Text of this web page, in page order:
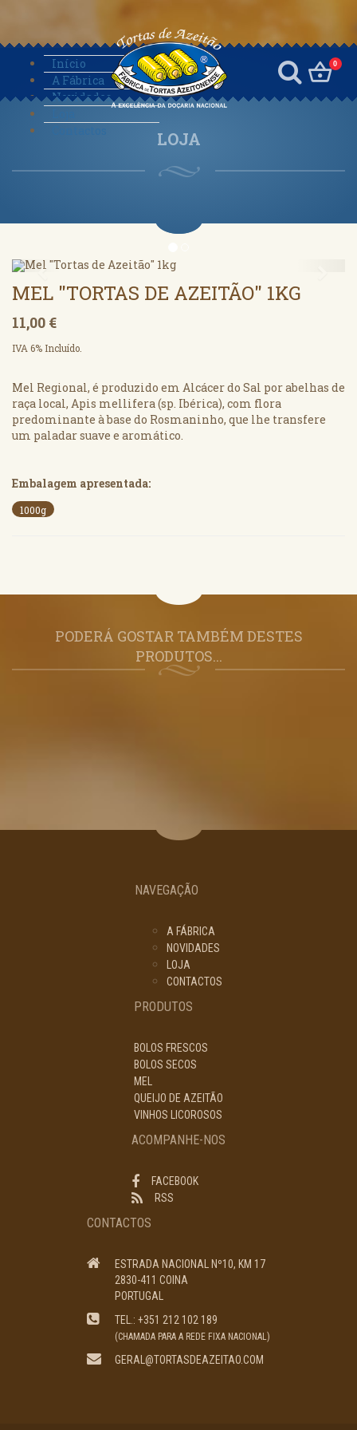
Início
A Fábrica
Novidades
0
LOJA
Anterior
MEL "TORTAS DE AZEITÃO" 1KG
11,00 €
IVA 6% Incluído.
Mel Regional, é produzido em Alcácer do Sal por abelhas de
raça local, Apis mellifera (sp. Ibérica), com flora
predominante à base do Rosmaninho, que lhe transfere
um paladar suave e aromático.
Embalagem apresentada:
1000g
PODERÁ GOSTAR TAMBÉM DESTES
PRODUTOS...
NAVEGAÇÃO
A FÁBRICA
NOVIDADES
LOJA
CONTACTOS
PRODUTOS
BOLOS FRESCOS
BOLOS SECOS
MEL
QUEIJO DE AZEITÃO
VINHOS LICOROSOS
ACOMPANHE-NOS
FACEBOOK
RSS
CONTACTOS
ESTRADA NACIONAL Nº10, KM 17
2830-411 COINA
PORTUGAL
TEL.: +351 212 102 189
(CHAMADA PARA A REDE FIXA NACIONAL)
GERAL@TORTASDEAZEITAO.COM